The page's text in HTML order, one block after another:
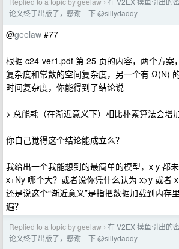
›
论文终于出版了，感谢一下 @sillydaddy
@geelaw #77
根据 c24-ver1.pdf 第 25 页的内容，两个方案
复杂度和常数的空间复杂度，另一个有 Ω(N)
时间复杂度，你能得到了结论说
> 总能耗（在渐近意义下）相比朴素算法会增
你自己觉得这个结论能成立么？
我给出一个我能想到的最简单的模型，x y 都
x+Ny 哪个大？或者说你凭什么认为 x>y 或者
还是说这个“渐近意义”是指把数据加载到内存
遍？
Replied to a topic by geelaw › 在 V2EX 摸鱼引出的
论文终于出版了，感谢一下 @sillydaddy